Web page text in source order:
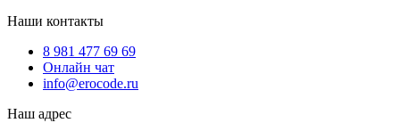
Наши контакты
8 981 477 69 69
Онлайн чат
info@erocode.ru
Наш адрес